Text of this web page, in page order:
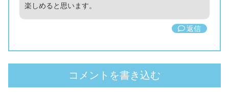
楽しめると思います。
返信
コメントを書き込む